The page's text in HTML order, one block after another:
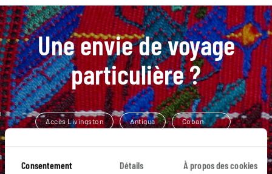
Consentement Détails À propos des cookies
Une envie de voyage
particulière ?
Accès Livingston Antigua Coban
Fuentes Georginas Guatemala City
Amérique centrale Chichicastenango Iximché